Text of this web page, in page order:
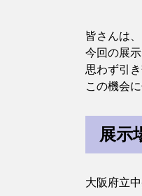
皆さんは
今回の展
思わず引
この機会
展示
大阪府立